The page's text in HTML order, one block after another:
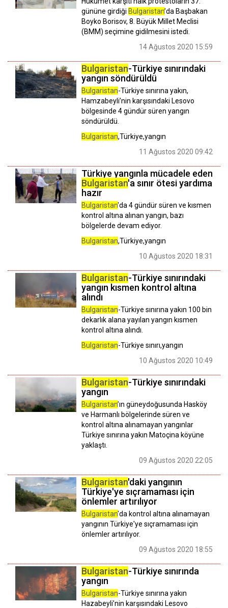
gününe girdiği Bulgaristan’da Başbakan
Boyko Borisov, 8. Büyük Millet Meclisi
(BMM) seçimine gidilmesini istedi.
14 Ağustos 2020 15:59
Bulgaristan-Türkiye sınırındaki
yangın söndürüldü
Bulgaristan-Türkiye sınırına yakın,
Hamzabeyli’nin karşısındaki Lesovo
bölgesinde 4 gündür süren yangın
söndürüldü.
Bulgaristan,Türkiye,yangın
11 Ağustos 2020 09:42
Türkiye yangınla mücadele eden
Bulgaristan'a sınır ötesi yardıma
hazır
Bulgaristan'da 4 gündür süren ve kısmen
kontrol altına alınan yangın, bazı
bölgelerde devam ediyor.
Bulgaristan,Türkiye,yangın
10 Ağustos 2020 18:31
Bulgaristan-Türkiye sınırındaki
yangın kısmen kontrol altına
alındı
Bulgaristan-Türkiye sınırına yakın 100 bin
dekarlık alana yayılan yangın kısmen
kontrol altına alındı.
Bulgaristan-Türkiye sınırı,yangın
10 Ağustos 2020 10:49
Bulgaristan-Türkiye sınırındaki
yangın
Bulgaristan’ın güneydoğusunda Hasköy
ve Harmanlı bölgelerinde süren ve
kontrol altına alınamayan yangınlar
Türkiye sınırına yakın Matoçina köyüne
yaklaştı.
09 Ağustos 2020 22:05
Bulgaristan'daki yangının
Türkiye'ye sıçramaması için
önlemler artırılıyor
Bulgaristan'da kontrol altına alınamayan
yangının Türkiye'ye sıçramaması için
önlemler artırılıyor.
09 Ağustos 2020 18:55
Bulgaristan-Türkiye sınırında
yangın
Bulgaristan-Türkiye sınırına yakın
Hazabeyli’nin karşısındaki Lesovo